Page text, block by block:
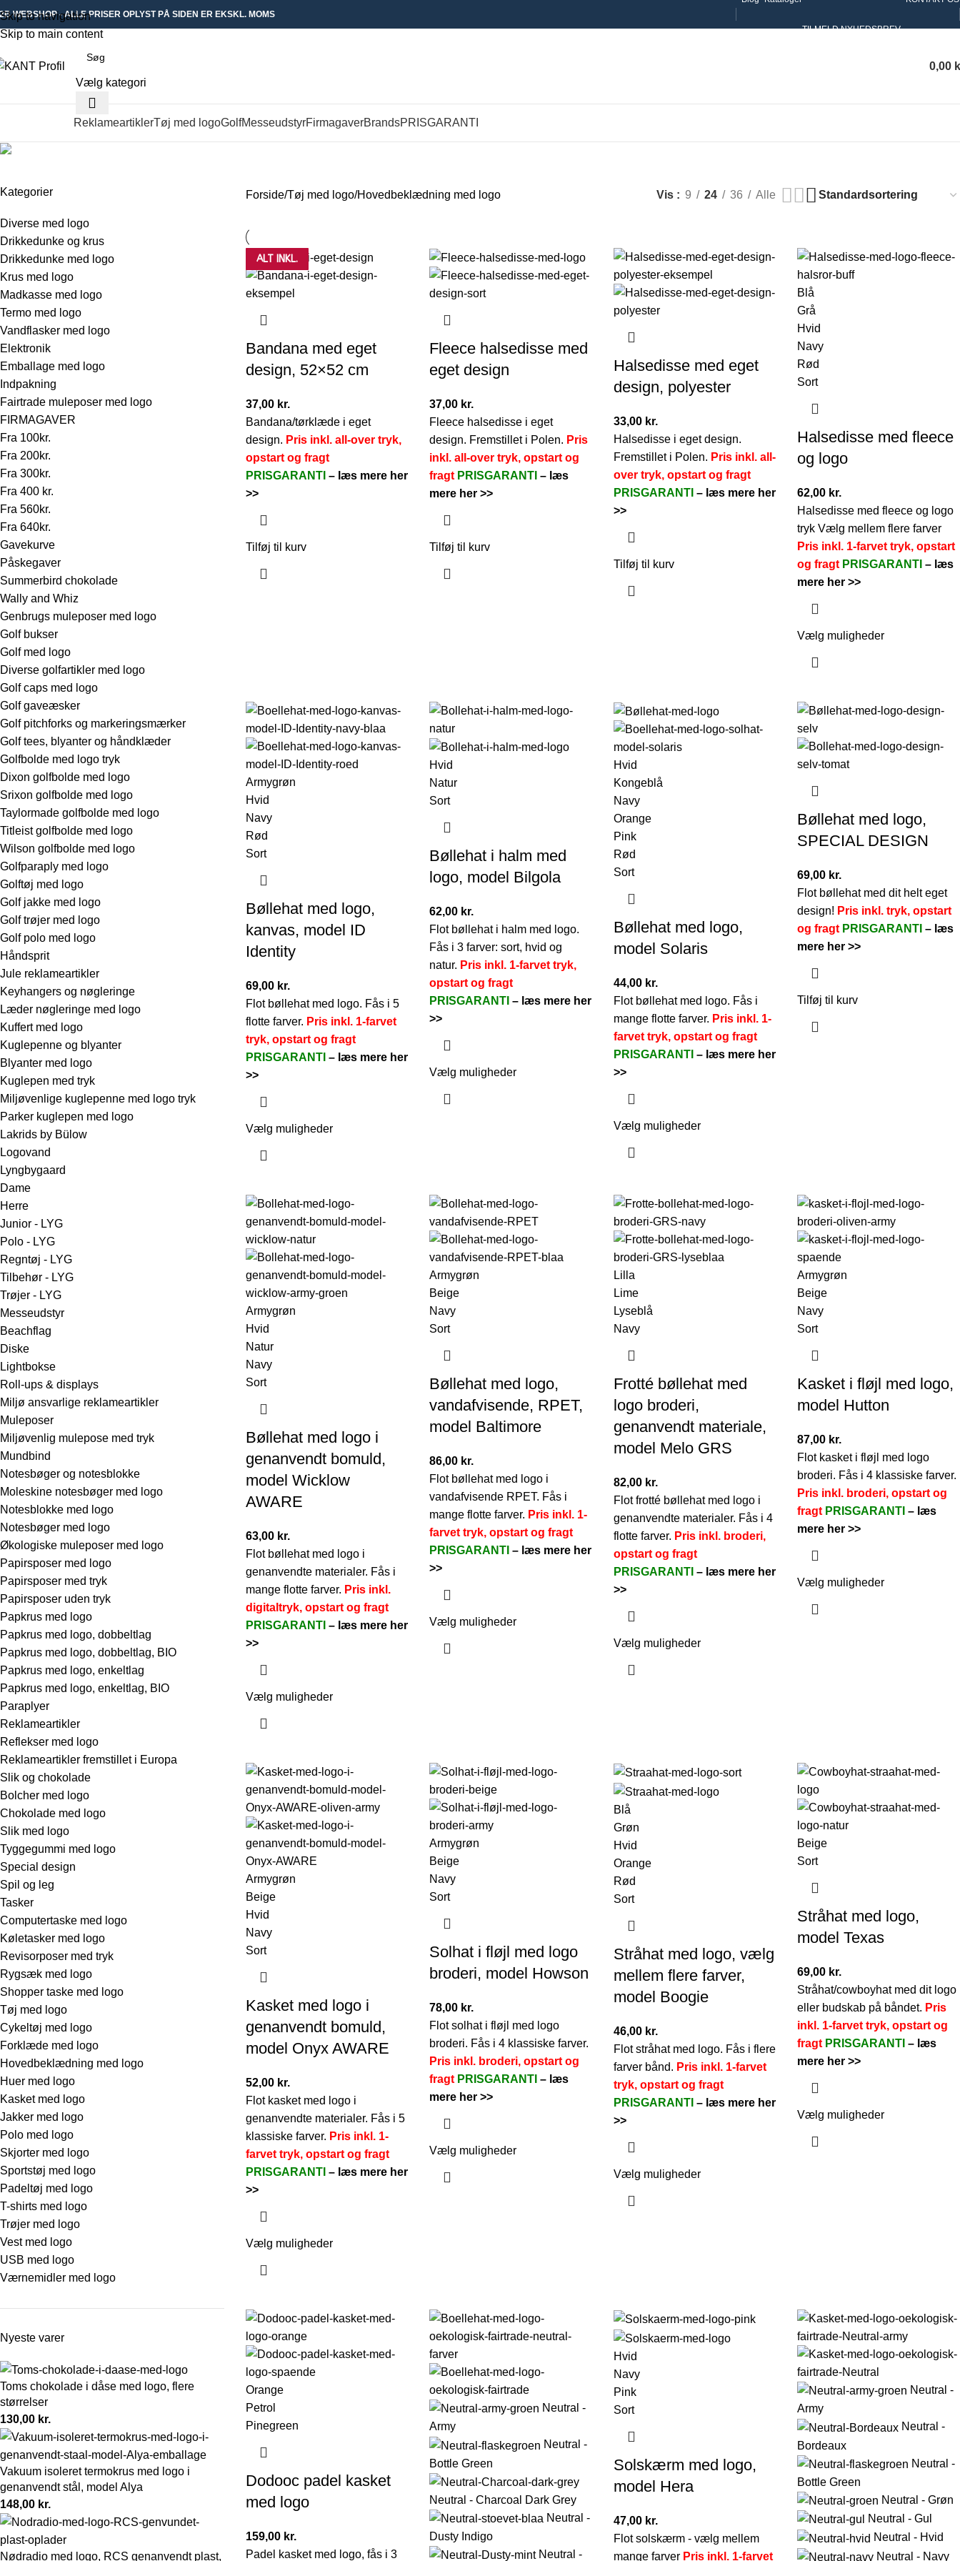
Skip to navigation
Skip to main content
WEBSHOP - ALLE PRISER OPLYST PÅ SIDEN ER EKSKL. MOMS
TILMELD NYHEDSBREV
Vælg kategori
0,00
ReklameartiklerTøj med logoGolfMesseudstyrFirmagaverBrandsPRISGARANTI
Kategorier
Diverse med logo
Drikkedunke og krus
Drikkedunke med logo
Krus med logo
Madkasse med logo
Termo med logo
Vandflasker med logo
Elektronik
Emballage med logo
Indpakning
Fairtrade muleposer med logo
FIRMAGAVER
Fra 100kr.
Fra 200kr.
Fra 300kr.
Fra 400 kr.
Fra 560kr.
Fra 640kr.
Gavekurve
Påskegaver
Summerbird chokolade
Wally and Whiz
Genbrugs muleposer med logo
Golf bukser
Golf med logo
Diverse golfartikler med logo
Golf caps med logo
Golf gaveæsker
Golf pitchforks og markeringsmærker
Golf tees, blyanter og håndklæder
Golfbolde med logo tryk
Dixon golfbolde med logo
Srixon golfbolde med logo
Taylormade golfbolde med logo
Titleist golfbolde med logo
Wilson golfbolde med logo
Golfparaply med logo
Golftøj med logo
Golf jakke med logo
Golf trøjer med logo
Golf polo med logo
Håndsprit
Jule reklameartikler
Keyhangers og nøgleringe
Læder nøgleringe med logo
Kuffert med logo
Kuglepenne og blyanter
Blyanter med logo
Kuglepen med tryk
Miljøvenlige kuglepenne med logo tryk
Parker kuglepen med logo
Lakrids by Bülow
Logovand
Lyngbygaard
Dame
Herre
Junior - LYG
Polo - LYG
Regntøj - LYG
Tilbehør - LYG
Trøjer - LYG
Messeudstyr
Beachflag
Diske
Lightbokse
Roll-ups & displays
Miljø ansvarlige reklameartikler
Muleposer
Miljøvenlig mulepose med tryk
Mundbind
Notesbøger og notesblokke
Moleskine notesbøger med logo
Notesblokke med logo
Notesbøger med logo
Økologiske muleposer med logo
Papirsposer med logo
Papirsposer med tryk
Papirsposer uden tryk
Papkrus med logo
Papkrus med logo, dobbeltlag
Papkrus med logo, dobbeltlag, BIO
Papkrus med logo, enkeltlag
Papkrus med logo, enkeltlag, BIO
Paraplyer
Reklameartikler
Reflekser med logo
Reklameartikler fremstillet i Europa
Slik og chokolade
Bolcher med logo
Chokolade med logo
Slik med logo
Tyggegummi med logo
Special design
Spil og leg
Tasker
Computertaske med logo
Køletasker med logo
Revisorposer med tryk
Rygsæk med logo
Shopper taske med logo
Tøj med logo
Cykeltøj med logo
Forklæde med logo
Hovedbeklædning med logo
Huer med logo
Kasket med logo
Jakker med logo
Polo med logo
Skjorter med logo
Sportstøj med logo
Padeltøj med logo
T-shirts med logo
Trøjer med logo
Vest med logo
USB med logo
Værnemidler med logo
Nyeste varer
Toms chokolade i dåse med logo, flere
størrelser
130,00 kr.
Vakuum isoleret termokrus med logo i
genanvendt stål, model Alya
148,00 kr.
Nødradio med logo, RCS genanvendt plast,
Forside Tøj med logo Hovedbeklædning med logo Vis 9 24 36 Alle
ALT INKL.
Bandana med eget
design, 52×52 cm
37,00 kr.
Bandana/tørklæde i eget
design. Pris inkl. all-over tryk,
opstart og fragt
PRISGARANTI – læs mere her
>>
Tilføj til kurv
ALT INKL.
Fleece halsedisse med
eget design
37,00 kr.
Fleece halsedisse i eget
design. Fremstillet i Polen. Pris
inkl. all-over tryk, opstart og
fragt PRISGARANTI– læs
mere her >>
Tilføj til kurv
ALT INKL.
Halsedisse med eget
design, polyester
33,00 kr.
Halsedisse i eget design.
Fremstillet i Polen. Pris inkl. all-
over tryk, opstart og fragt
PRISGARANTI – læs mere her
>>
Tilføj til kurv
ALT INKL.
Blå
Grå
Hvid
Navy
Rød
Sort
Halsedisse med fleece
og logo
62,00 kr.
Halsedisse med fleece og logo
tryk Vælg mellem flere farver
Pris inkl. 1-farvet tryk, opstart
og fragt PRISGARANTI– læs
mere her >>
Vælg muligheder
ALT INKL.
Armygrøn
Hvid
Navy
Rød
Sort
Bøllehat med logo,
kanvas, model ID
Identity
69,00 kr.
Flot bøllehat med logo. Fås i 5
flotte farver. Pris inkl. 1-farvet
tryk, opstart og fragt
PRISGARANTI – læs mere her
>>
Vælg muligheder
ALT INKL.
Hvid
Natur
Sort
Bøllehat i halm med
logo, model Bilgola
62,00 kr.
Flot bøllehat i halm med logo.
Fås i 3 farver: sort, hvid og
natur. Pris inkl. 1-farvet tryk,
opstart og fragt
PRISGARANTI– læs mere her
>>
Vælg muligheder
ALT INKL.
Hvid
Kongeblå
Navy
Orange
Pink
Rød
Sort
Bøllehat med logo,
model Solaris
44,00 kr.
Flot bøllehat med logo. Fås i
mange flotte farver. Pris inkl. 1-
farvet tryk, opstart og fragt
PRISGARANTI – læs mere her
>>
Vælg muligheder
ALT INKL.
Bøllehat med logo,
SPECIAL DESIGN
69,00 kr.
Flot bøllehat med dit helt eget
design! Pris inkl. tryk, opstart
og fragt PRISGARANTI– læs
mere her >>
Tilføj til kurv
Armygrøn
Hvid
Natur
Navy
Sort
Bøllehat med logo i
genanvendt bomuld,
model Wicklow
AWARE
63,00 kr.
Flot bøllehat med logo i
genanvendte materialer. Fås i
mange flotte farver. Pris inkl.
digitaltryk, opstart og fragt
PRISGARANTI – læs mere her
>>
Vælg muligheder
Armygrøn
Beige
Navy
Sort
Bøllehat med logo,
vandafvisende, RPET,
model Baltimore
86,00 kr.
Flot bøllehat med logo i
vandafvisende RPET. Fås i
mange flotte farver. Pris inkl. 1-
farvet tryk, opstart og fragt
PRISGARANTI– læs mere her
>>
Vælg muligheder
Lilla
Lime
Lyseblå
Navy
Frotté bøllehat med
logo broderi,
genanvendt materiale,
model Melo GRS
82,00 kr.
Flot frotté bøllehat med logo i
genanvendte materialer. Fås i 4
flotte farver. Pris inkl. broderi,
opstart og fragt
PRISGARANTI – læs mere her
>>
Vælg muligheder
ALT INKL.
Armygrøn
Beige
Navy
Sort
Kasket i fløjl med logo,
model Hutton
87,00 kr.
Flot kasket i fløjl med logo
broderi. Fås i 4 klassiske farver.
Pris inkl. broderi, opstart og
fragt PRISGARANTI– læs
mere her >>
Vælg muligheder
Armygrøn
Beige
Hvid
Navy
Sort
Kasket med logo i
genanvendt bomuld,
model Onyx AWARE
52,00 kr.
Flot kasket med logo i
genanvendte materialer. Fås i 5
klassiske farver. Pris inkl. 1-
farvet tryk, opstart og fragt
PRISGARANTI – læs mere her
>>
Vælg muligheder
ALT INKL.
Armygrøn
Beige
Navy
Sort
Solhat i fløjl med logo
broderi, model Howson
78,00 kr.
Flot solhat i fløjl med logo
broderi. Fås i 4 klassiske farver.
Pris inkl. broderi, opstart og
fragt PRISGARANTI– læs
mere her >>
Vælg muligheder
ALT INKL.
Blå
Grøn
Hvid
Orange
Rød
Sort
Stråhat med logo, vælg
mellem flere farver,
model Boogie
46,00 kr.
Flot stråhat med logo. Fås i flere
farver bånd. Pris inkl. 1-farvet
tryk, opstart og fragt
PRISGARANTI – læs mere her
>>
Vælg muligheder
ALT INKL.
Beige
Sort
Stråhat med logo,
model Texas
69,00 kr.
Stråhat/cowboyhat med dit logo
eller budskab på båndet. Pris
inkl. 1-farvet tryk, opstart og
fragt PRISGARANTI– læs
mere her >>
Vælg muligheder
ALT INKL.
Orange
Petrol
Pinegreen
Dodooc padel kasket
med logo
159,00 kr.
Padel kasket med logo, fås i 3
Neutral -
Army
Neutral -
Bottle Green
Neutral - Charcoal Dark Grey
Neutral -
Dusty Indigo
Neutral -
ALT INKL.
Hvid
Navy
Pink
Sort
Solskærm med logo,
model Hera
47,00 kr.
Flot solskærm - vælg mellem
mange farver Pris inkl. 1-farvet
Neutral -
Army
Neutral -
Bordeaux
Neutral -
Bottle Green
Neutral - Grøn
Neutral - Gul
Neutral - Hvid
Neutral - Navy
ALT INKL.
ALT INKL.